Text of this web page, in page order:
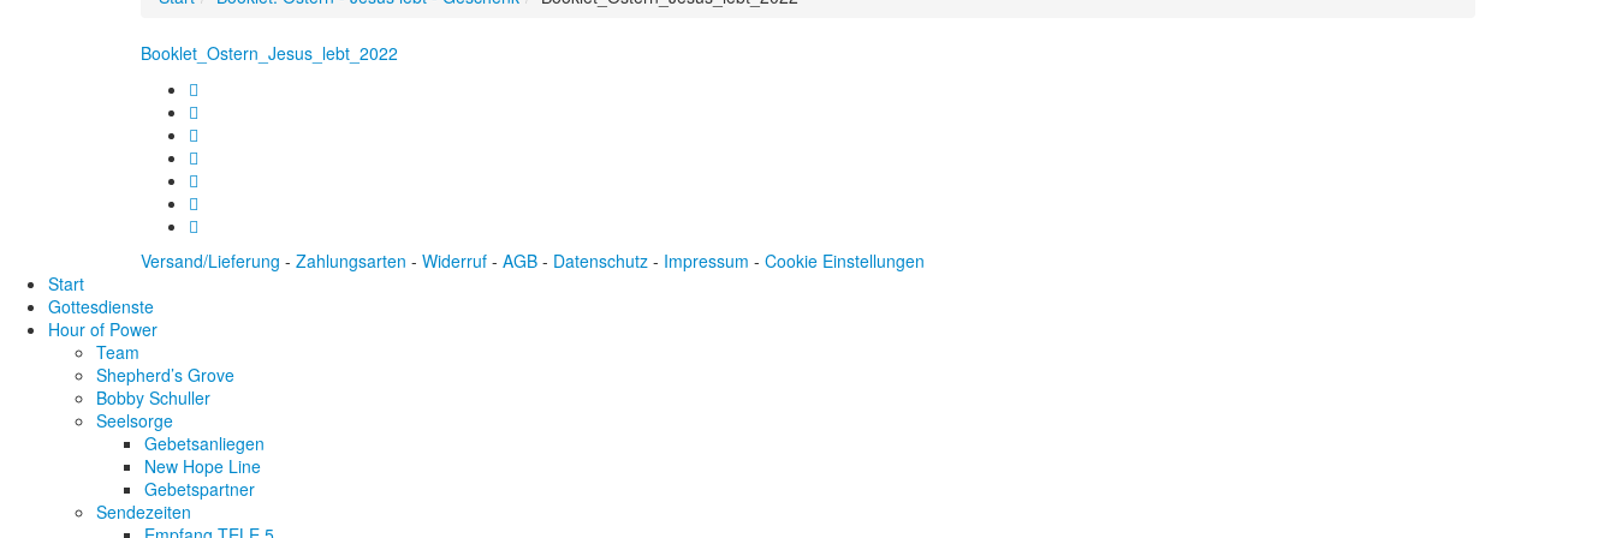
Booklet_Ostern_Jesus_lebt_2022
Versand/Lieferung - Zahlungsarten - Widerruf - AGB - Datenschutz - Impressum - Cookie Einstellungen
Start
Gottesdienste
Hour of Power
Team
Shepherd’s Grove
Bobby Schuller
Seelsorge
Gebetsanliegen
New Hope Line
Gebetspartner
Sendezeiten